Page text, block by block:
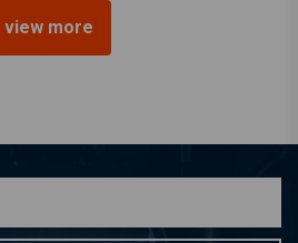
view more